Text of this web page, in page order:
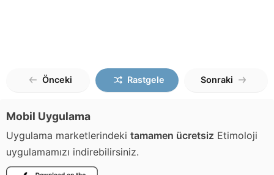
Önceki Rastgele Sonraki
Mobil Uygulama
Uygulama marketlerindeki tamamen ücretsiz Etimoloji
uygulamamızı indirebilirsiniz.